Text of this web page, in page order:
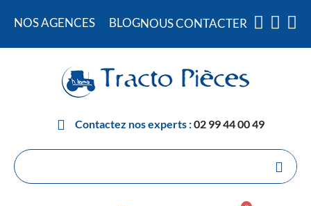
NOS AGENCES BLOGNOUS CONTACTER
Contactez nos experts :02 99 44 00 49